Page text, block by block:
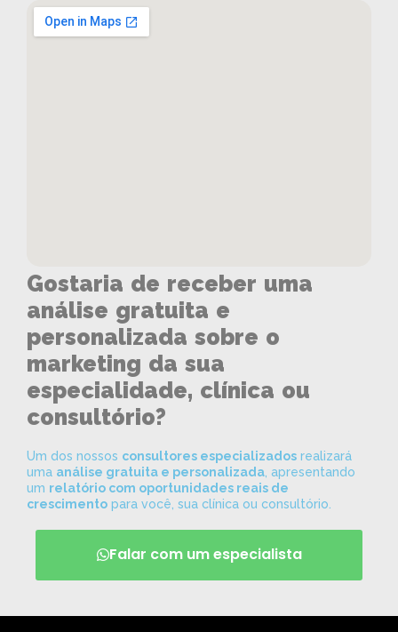
Gostaria de receber uma
análise gratuita e
personalizada sobre o
marketing da sua
especialidade, clínica ou
consultório?
Um dos nossos consultores especializados realizará
uma análise gratuita e personalizada , apresentando
um relatório com oportunidades reais de
crescimento para você, sua clínica ou consultório.
Falar com um especialista